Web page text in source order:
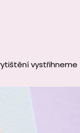
vystřihneme